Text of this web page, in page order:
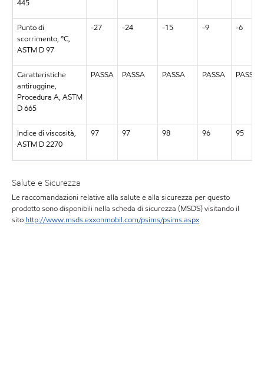
445
Punto di
scorrimento, °C,
ASTM D 97
-27 -24 -15 -9 -6
Caratteristiche
antiruggine,
Procedura A, ASTM
D 665
PASSA PASSA PASSA PASSA PASSA
Indice di viscosità,
ASTM D 2270
97 97 98 96 95
Salute e Sicurezza
Le raccomandazioni relative alla salute e alla sicurezza per questo
prodotto sono disponibili nella scheda di sicurezza (MSDS) visitando il
sito http://www.msds.exxonmobil.com/psims/psims.aspx